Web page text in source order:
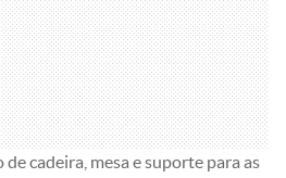
cadeira, mesa e suporte para as